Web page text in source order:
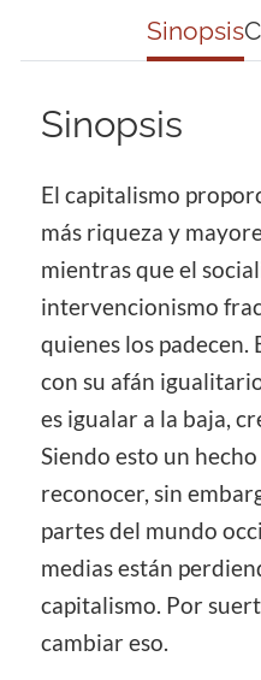
Sinopsis
Sinopsis
El capitalismo
más riqueza y
mientras que el
intervencionismo
quienes los
con su afán
es igualar a la baja,
Siendo esto un
reconocer, sin
partes del mundo
medias están
capitalismo. Por
cambiar eso.